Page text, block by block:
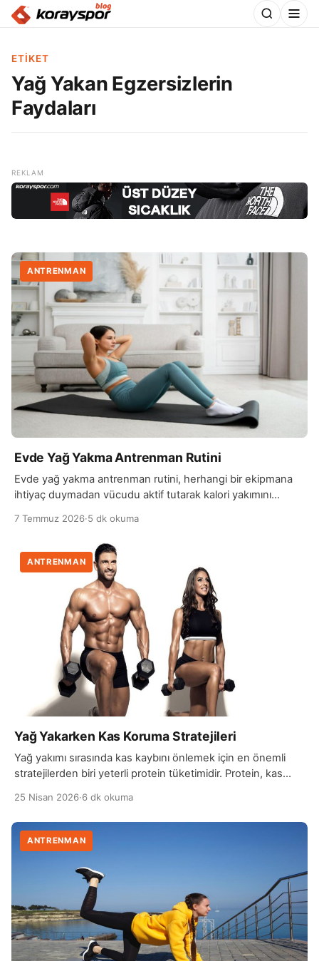
ETIKET
Yağ Yakan Egzersizlerin
Faydaları
ANTRENMAN
Evde Yağ Yakma Antrenman Rutini
Evde yağ yakma antrenman rutini, herhangi bir ekipmana
ihtiyaç duymadan vücudu aktif tutarak kalori yakımını
7 Temmuz 2026·5 dk okuma
ANTRENMAN
Yağ Yakarken Kas Koruma Stratejileri
Yağ yakımı sırasında kas kaybını önlemek için en önemli
stratejilerden biri yeterli protein tüketimidir. Protein, kas
Diyet sırasında protein alımı yetersiz olduğunda vücut
enerji ihtiyacını kaslardan karşılamaya başlayabilir, bu da kas
kaybına yol açabilir. Bir diğer önemli strateji düzenli direnç
antrenmanları yapmaktır. Ağırlık çalışmaları veya vücut
ağırlığı egzersizleri kaslara […]
25 Nisan 2026·6 dk okuma
ANTRENMAN